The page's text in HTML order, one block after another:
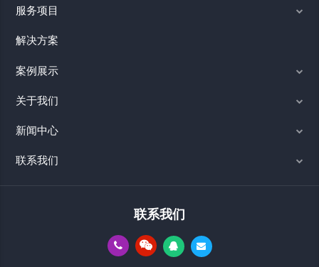
服务项目
解决方案
案例展示
关于我们
新闻中心
联系我们
联系我们